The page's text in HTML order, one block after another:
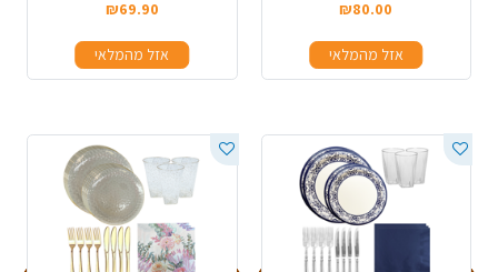
₪80.00
אזל מהמלאי
₪69.90
אזל מהמלאי